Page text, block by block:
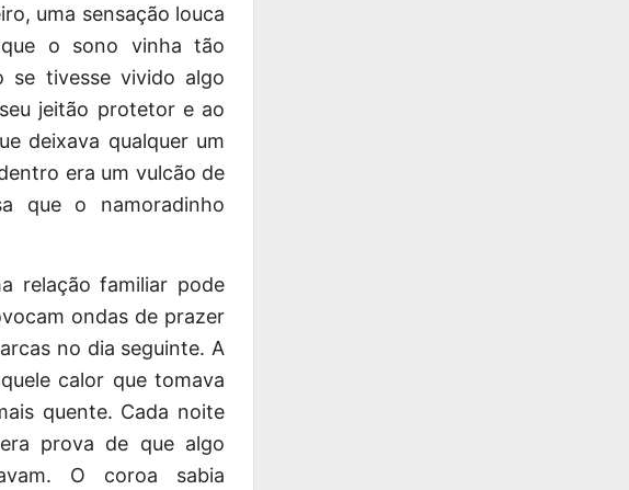
uma sensação louca
o sono vinha tão
se tivesse vivido algo
jeitão protetor e ao
deixava qualquer um
era um vulcão de
que o namoradinho
relação familiar pode
ondas de prazer
no dia seguinte. A
calor que tomava
quente. Cada noite
prova de que algo
O coroa sabia